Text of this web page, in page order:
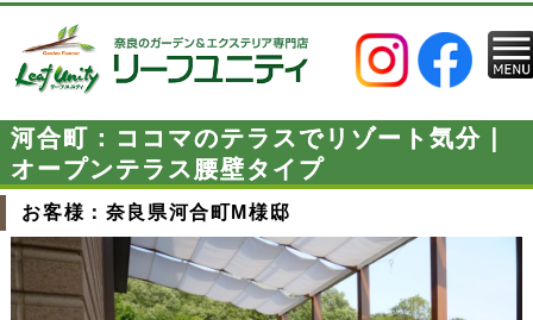
河合町：ココマのテラスでリゾート気分｜
オープンテラス腰壁タイプ
お客様：奈良県河合町M様邸